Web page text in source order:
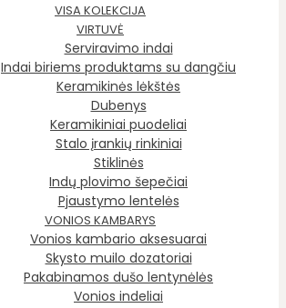
VISA KOLEKCIJA
VIRTUVĖ
Serviravimo indai
Indai biriems produktams su dangčiu
Keramikinės lėkštės
Dubenys
Keramikiniai puodeliai
Stalo įrankių rinkiniai
Stiklinės
Indų plovimo šepečiai
Pjaustymo lentelės
VONIOS KAMBARYS
Vonios kambario aksesuarai
Skysto muilo dozatoriai
Pakabinamos dušo lentynėlės
Vonios indeliai